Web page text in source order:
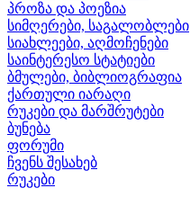
პროზა და პოეზია
სიმღერები, საგალობლები
სიახლეები, აღმოჩენები
საინტერესო სტატიები
ბმულები, ბიბლიოგრაფია
ქართული იარაღი
რუკები და მარშრუტები
ბუნება
ფორუმი
ჩვენს შესახებ
რუკები